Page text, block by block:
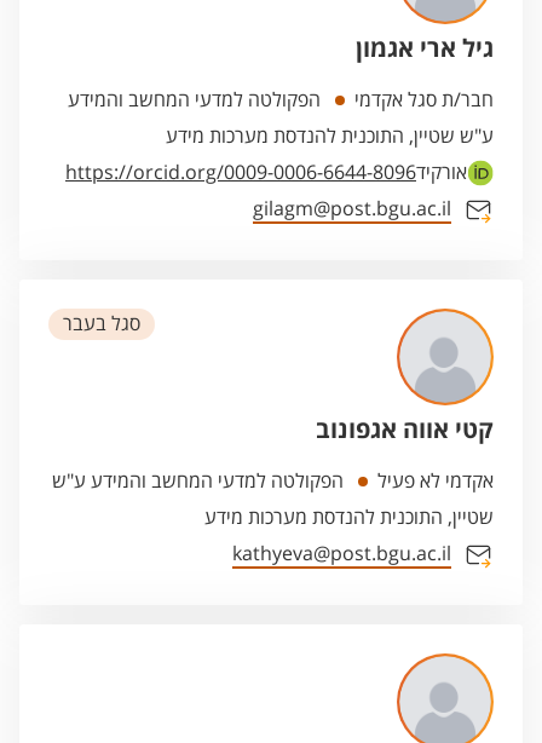
גיל ארי אגמון
חבר/ת סגל אקדמי
הפקולטה למדעי המחשב והמידע
ע"ש שטיין, התוכנית להנדסת מערכות מידע
אורקידhttps://orcid.org/0009-0006-6644-8096
gilagm@post.bgu.ac.il
קטי אווה אגפונוב
סגל בעבר
אקדמי לא פעיל
הפקולטה למדעי המחשב והמידע ע"ש
שטיין, התוכנית להנדסת מערכות מידע
kathyeva@post.bgu.ac.il